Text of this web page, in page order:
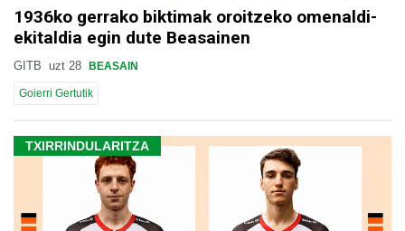
1936ko gerrako biktimak oroitzeko omenaldi-
ekitaldia egin dute Beasainen
GITB uzt 28 BEASAIN
Goierri Gertutik
TXIRRINDULARITZA